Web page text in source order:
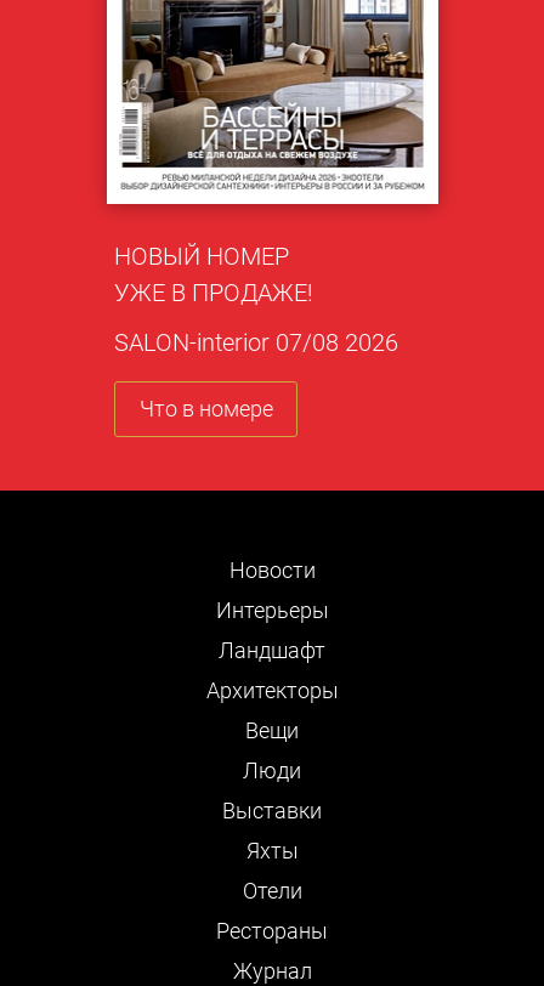
НОВЫЙ НОМЕР
УЖЕ В ПРОДАЖЕ!
SALON-interior 07/08 2026
Что в номере
Новости
Интерьеры
Ландшафт
Архитекторы
Вещи
Люди
Выставки
Яхты
Отели
Рестораны
Журнал